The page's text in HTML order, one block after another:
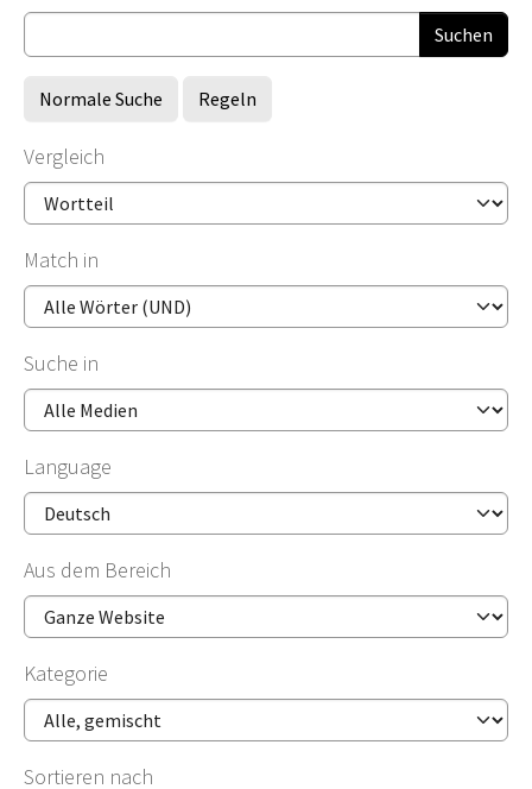
Normale Suche Regeln
Vergleich
Match in
Suche in
Language
Aus dem Bereich
Kategorie
Sortieren nach